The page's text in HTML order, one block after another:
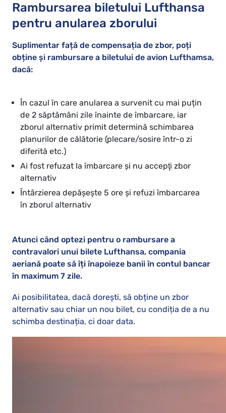
Rambursarea biletului Lufthansa
pentru anularea zborului
Suplimentar față de compensația de zbor, poți
obține și rambursare a biletului de avion Lufthamsa,
dacă:
În cazul în care anularea a survenit cu mai puțin
de 2 săptămâni zile înainte de îmbarcare, iar
zborul alternativ primit determină schimbarea
planurilor de călătorie (plecare/sosire într-o zi
diferită etc.)
Ai fost refuzat la îmbarcare și nu accepţi zbor
alternativ
Întârzierea depăşeşte 5 ore și refuzi îmbarcarea
în zborul alternativ
Atunci când optezi pentru o rambursare a
contravalori unui bilete Lufthansa, compania
aeriană poate să îți înapoieze banii în contul bancar
în maximum 7 zile.
Ai posibilitatea, dacă dorești, să obține un zbor
alternativ sau chiar un nou bilet, cu condiția de a nu
schimba destinația, ci doar data.